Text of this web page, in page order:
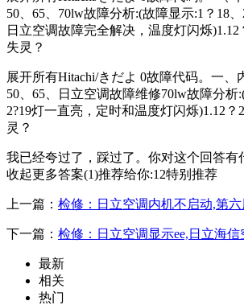
50、65、70lw故障分析:(故障显示:1？18、
日立空调故障完全解决，温度灯闪烁
失灵？
展开所有Hitachi/きだよ 0故障代码。一、
50、65、日立空调故障维修70lw故障分析
2?19灯一直亮，定时和温度灯闪烁)1.12？
灵？
我已经夸过了，踩过了。你对这个回答有
收起更多答案(1)推荐给你:12特别推荐
上一篇： 检修：日立空调内机不启动,第
下一篇： 检修：日立空调显示ee,日立海
最新
相关
热门